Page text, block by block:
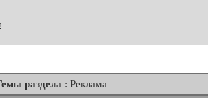
раздела : Реклама